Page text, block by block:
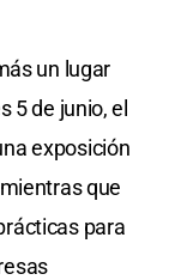
un lugar
5 de junio, el
exposición
que
para